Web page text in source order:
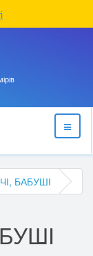
БАБУШІ